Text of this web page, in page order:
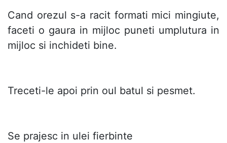
Cand orezul s-a racit formati mici mingiute,
faceti o gaura in mijloc puneti umplutura in
mijloc si inchideti bine.
Treceti-le apoi prin oul batul si pesmet.
Se prajesc in ulei fierbinte